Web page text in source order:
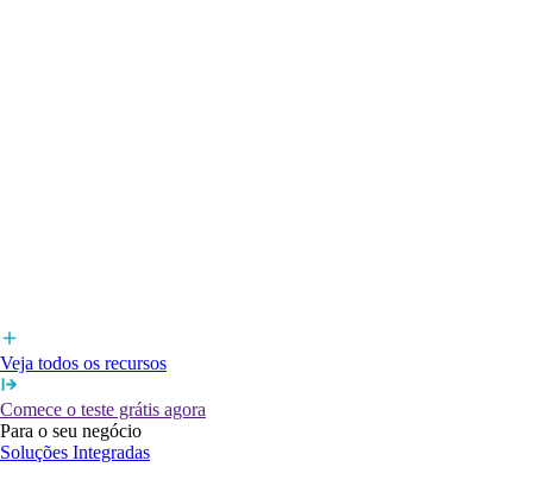
Veja todos os recursos
Comece o teste grátis agora
Para o seu negócio
Soluções Integradas